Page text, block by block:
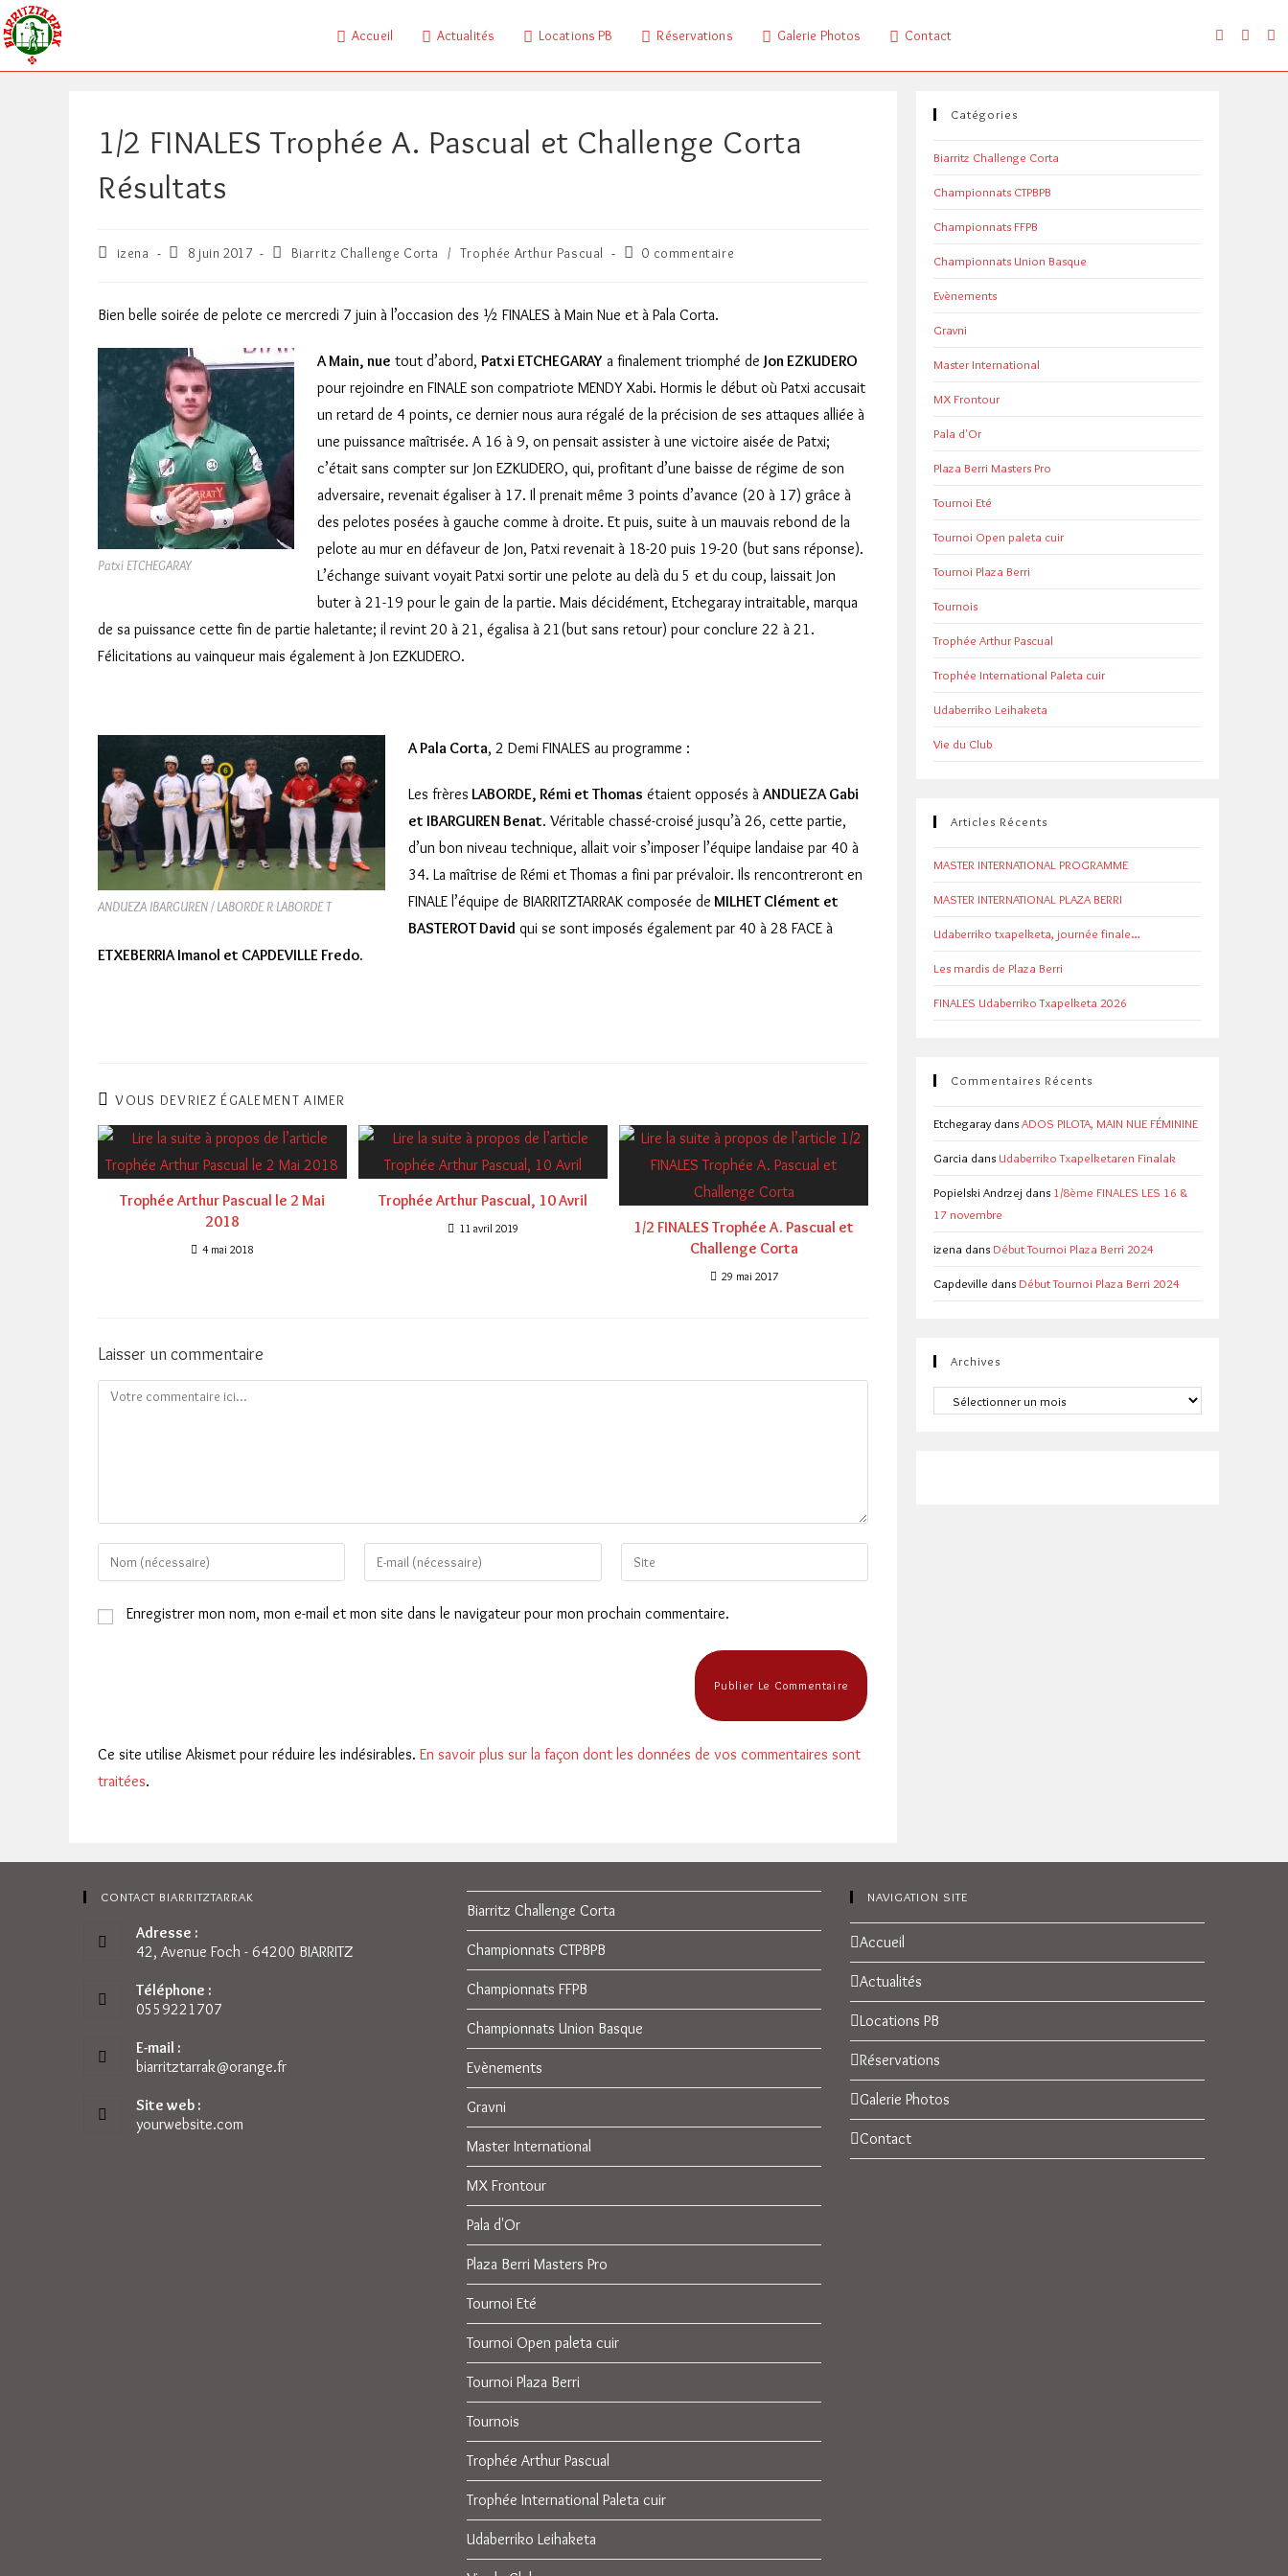
Skip
to
content
Accueil Actualités Locations PB Réservations Galerie Photos Contact
1/2 FINALES Trophée A. Pascual et Challenge Corta
Résultats
Auteur/autrice
publication :
izena
Publication
8 juin 2017
PostBiarritz Challenge Corta / Trophée Arthur Pascual
Commentaires
publication :
0 commentaire
Bien belle soirée de pelote ce mercredi 7 juin à l’occasion des ½ FINALES à Main Nue et à Pala Corta.
Patxi ETCHEGARAY
A Main, nue tout d’abord, Patxi ETCHEGARAY a finalement triomphé de Jon EZKUDERO
pour rejoindre en FINALE son compatriote MENDY Xabi. Hormis le début où Patxi accusait
un retard de 4 points, ce dernier nous aura régalé de la précision de ses attaques alliée à
une puissance maîtrisée. A 16 à 9, on pensait assister à une victoire aisée de Patxi;
c’était sans compter sur Jon EZKUDERO, qui, profitant d’une baisse de régime de son
adversaire, revenait égaliser à 17. Il prenait même 3 points d’avance (20 à 17) grâce à
des pelotes posées à gauche comme à droite. Et puis, suite à un mauvais rebond de la
pelote au mur en défaveur de Jon, Patxi revenait à 18-20 puis 19-20 (but sans réponse).
L’échange suivant voyait Patxi sortir une pelote au delà du 5 et du coup, laissait Jon
buter à 21-19 pour le gain de la partie. Mais décidément, Etchegaray intraitable, marqua
de sa puissance cette fin de partie haletante; il revint 20 à 21, égalisa à 21(but sans retour) pour conclure 22 à 21.
Félicitations au vainqueur mais également à Jon EZKUDERO.
ANDUEZA IBARGUREN / LABORDE R LABORDE T
A Pala Corta, 2 Demi FINALES au programme :
Les frères LABORDE, Rémi et Thomas étaient opposés à ANDUEZA Gabi
et IBARGUREN Benat. Véritable chassé-croisé jusqu’à 26, cette partie,
d’un bon niveau technique, allait voir s’imposer l’équipe landaise par 40 à
34. La maîtrise de Rémi et Thomas a fini par prévaloir. Ils rencontreront en
FINALE l’équipe de BIARRITZTARRAK composée de MILHET Clément et
BASTEROT David qui se sont imposés également par 40 à 28 FACE à
ETXEBERRIA Imanol et CAPDEVILLE Fredo.
VOUS DEVRIEZ ÉGALEMENT AIMER
Trophée Arthur Pascual le 2 Mai
2018
4 mai 2018
Trophée Arthur Pascual, 10 Avril
11 avril 2019
1/2 FINALES Trophée A. Pascual et
Challenge Corta
29 mai 2017
Laisser un commentaire
Comment
Enter
your
or
Enter
your
Saisir
l’URL
Enregistrer mon nom, mon e-mail et mon site dans le navigateur pour mon prochain commentaire.
Ce site utilise Akismet pour réduire les indésirables. En savoir plus sur la façon dont les données de vos commentaires sont
traitées.
Catégories
Biarritz Challenge Corta
Championnats CTPBPB
Championnats FFPB
Championnats Union Basque
Evènements
Gravni
Master International
MX Frontour
Pala d'Or
Plaza Berri Masters Pro
Tournoi Eté
Tournoi Open paleta cuir
Tournoi Plaza Berri
Tournois
Trophée Arthur Pascual
Trophée International Paleta cuir
Udaberriko Leihaketa
Vie du Club
Articles Récents
MASTER INTERNATIONAL PROGRAMME
MASTER INTERNATIONAL PLAZA BERRI
Udaberriko txapelketa, journée finale…
Les mardis de Plaza Berri
FINALES Udaberriko Txapelketa 2026
Commentaires Récents
Etchegaray dansADOS PILOTA, MAIN NUE FÉMININE
Garcia dans Udaberriko Txapelketaren Finalak
Popielski Andrzej dans 1/8ème FINALES LES 16 &
17 novembre
izena dans Début Tournoi Plaza Berri 2024
Capdeville dans Début Tournoi Plaza Berri 2024
Archives
Archives
CONTACT BIARRITZTARRAK
Adresse :
42, Avenue Foch - 64200 BIARRITZ
Téléphone :
0559221707
E-mail :
biarritztarrak@orange.frS’ouvre
Site web :
yourwebsite.com
Biarritz Challenge Corta
Championnats CTPBPB
Championnats FFPB
Championnats Union Basque
Evènements
Gravni
Master International
MX Frontour
Pala d'Or
Plaza Berri Masters Pro
Tournoi Eté
Tournoi Open paleta cuir
Tournoi Plaza Berri
Tournois
Trophée Arthur Pascual
Trophée International Paleta cuir
Udaberriko Leihaketa
NAVIGATION SITE
Accueil
Actualités
Locations PB
Réservations
Galerie Photos
Contact